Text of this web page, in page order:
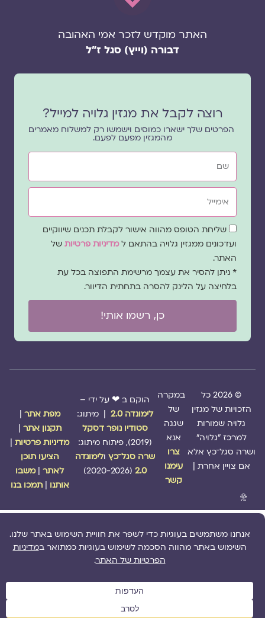
האתר מוקדש לזכר אמי האהובה
דבורה (וייץ) סגל ז"ל
רוצה לקבל את מגזין גלויה למייל?
הפרטים שלך ישארו כמוסים וישמשו רק למשלוח מאמרים
מהמגזין מפעם לפעם.
שם
אימייל
שדהשליחת הטופס מהווה אישור לקבלת תכנים שיווקיים
ועדכונים ממגזין גלויה בהתאם ל מדיניות פרטיותשל
האתר.
* ניתן להסיר את עצמך מרשימת התפוצה בכל עת
בלחיצה על הלינק להסרה בתחתית הדיוור.
כן, רשמו אותי!
© 2026 כל
הזכויות של מגזין
גלויה שמורות
למרכז "גלויה"
ושרה סגל־כץ אלא
אם צויין אחרת |
במקרה
של
שגגה
אנא
צרו
עימנו
קשר
הוקם ב ❤ על ידי –
לימונדה 2.0
| מיתוג:
סטודיו נופר דסקל
שרה סגל־כץולימונדה
2.0
(2020-2026)
מפת אתר|
תקנון אתר|
מדיניות פרטיות|
הציעו תוכן
לאתר| משבו
אותנו| תמכו בנו